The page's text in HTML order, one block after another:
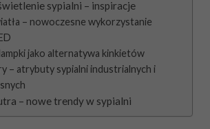
sypialni – inspiracje
– nowoczesne wykorzystanie
jako alternatywa kinkietów
– atrybuty sypialni industrialnych i
– nowe trendy w sypialni